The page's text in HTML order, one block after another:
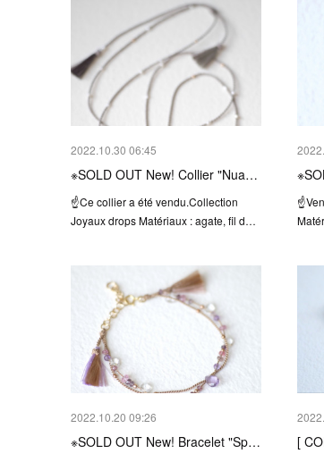
2022.10.30 06:45
※SOLD OUT New! Collier "Nua…
☝️Ce collier a été vendu.Collection
Joyaux drops Matériaux : agate, fil d…
2022.10.20 09:26
※SOLD OUT New! Bracelet "Sp… [